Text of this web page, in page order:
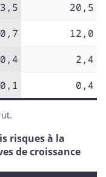
3,5
20,5
0,7
12,0
0,4
2,4
0,1 0,4
risques à la
de croissance